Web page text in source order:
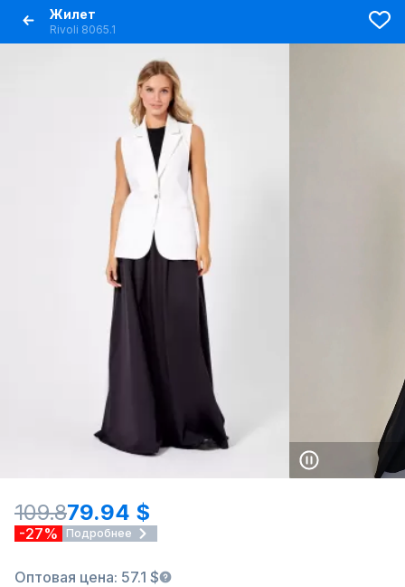
Жилет
Rivoli 8065.1
109.879.94 $
-27% Подробнее
Оптовая цена: 57.1 $